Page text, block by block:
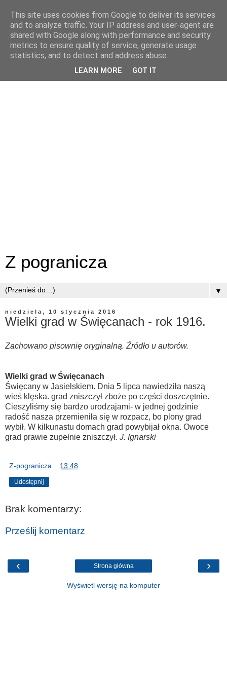
Z pogranicza
▼
niedziela, 10 stycznia 2016
Wielki grad w Święcanach - rok 1916.
Zachowano pisownię oryginalną. Źródło u autorów.
Wielki grad w Święcanach
Święcany w Jasielskiem. Dnia 5 lipca nawiedziła naszą
wieś klęska. grad zniszczył zboże po części doszczętnie.
Cieszyliśmy się bardzo urodzajami- w jednej godzinie
radość nasza przemieniła się w rozpacz, bo plony grad
wybił. W kilkunastu domach grad powybijał okna. Owoce
grad prawie zupełnie zniszczył. J. Ignarski
Z-pogranicza 13:48
Udostępnij
Brak komentarzy:
Prześlij komentarz
‹ ›
Strona główna
Wyświetl wersję na komputer
This site uses cookies from Google to deliver its services
and to analyze traffic. Your IP address and user-agent are
shared with Google along with performance and security
metrics to ensure quality of service, generate usage
statistics, and to detect and address abuse.
LEARN MORE GOT IT